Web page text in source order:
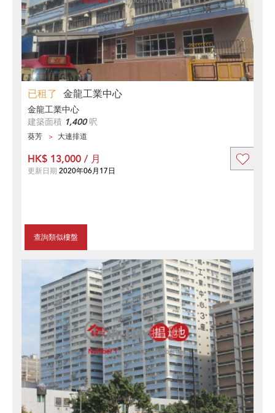
已租了 金龍工業中心
金龍工業中心
建築面積 1,400呎
葵芳 大連排道
查詢類似樓盤
HK$ 13,000 / 月
更新日期 2020年06月17日